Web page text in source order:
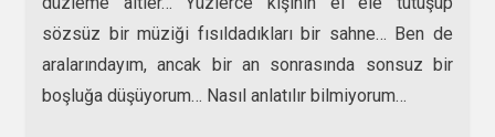
sözsüz bir müziği fısıldadıkları bir sahne… Ben de
aralarındayım, ancak bir an sonrasında sonsuz bir
boşluğa düşüyorum… Nasıl anlatılır bilmiyorum…